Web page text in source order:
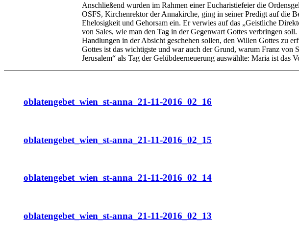
Anschließend wurden im Rahmen einer Eucharistiefeier die
OSFS, Kirchenrektor der Annakirche, ging in seiner Predigt auf die
Ehelosigkeit und Gehorsam ein. Er verwies auf das „Geistliche
von Sales, wie man den Tag in der Gegenwart Gottes verbringen
Handlungen in der Absicht geschehen sollen, den Willen Gottes zu
Gottes ist das wichtigste und war auch der Grund, warum Franz von
Jerusalem“ als Tag der Gelübdeerneuerung auswählte: Maria ist das
oblatengebet_wien_st-anna_21-11-2016_02_16
oblatengebet_wien_st-anna_21-11-2016_02_15
oblatengebet_wien_st-anna_21-11-2016_02_14
oblatengebet_wien_st-anna_21-11-2016_02_13